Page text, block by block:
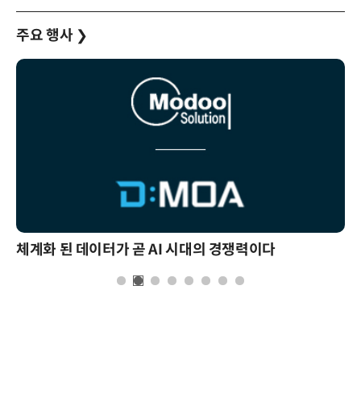
주요 행사 ❯
체계화 된 데이터가 곧 AI 시대의 경쟁력이다